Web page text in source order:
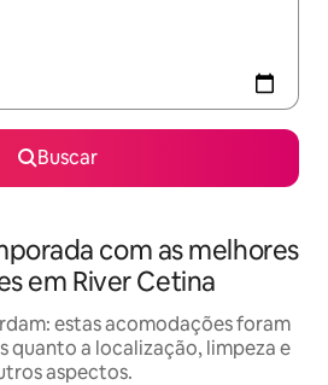
Buscar
com as melhores
em River Cetina
estas acomodações foram
quanto a localização, limpeza e
aspectos.